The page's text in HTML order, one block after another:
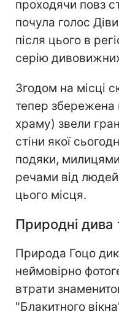
проходячи повз
почула голос
після цього в
серію
Згодом на місці
тепер збережена
храму) звели
стіни якої
подяки,
речами від
цього місця.
Природні дива
Природа Гоцо
неймовірно
втрати
"Блакитного